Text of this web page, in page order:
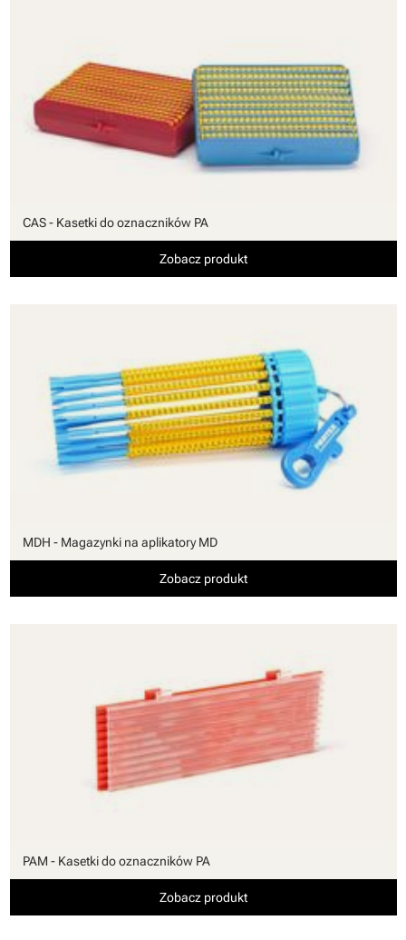
CAS - Kasetki do oznaczników PA
Zobacz produkt
MDH - Magazynki na aplikatory MD
Zobacz produkt
PAM - Kasetki do oznaczników PA
Zobacz produkt